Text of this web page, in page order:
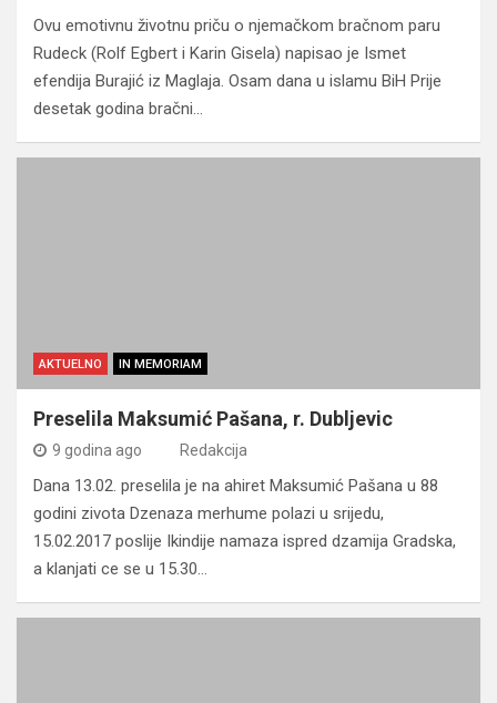
Ovu emotivnu životnu priču o njemačkom bračnom paru
Rudeck (Rolf Egbert i Karin Gisela) napisao je Ismet
efendija Burajić iz Maglaja. Osam dana u islamu BiH Prije
desetak godina bračni…
AKTUELNO IN MEMORIAM
Preselila Maksumić Pašana, r. Dubljevic
9 godina ago Redakcija
Dana 13.02. preselila je na ahiret Maksumić Pašana u 88
godini zivota Dzenaza merhume polazi u srijedu,
15.02.2017 poslije Ikindije namaza ispred dzamija Gradska,
a klanjati ce se u 15.30…